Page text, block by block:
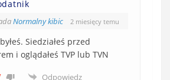
Normalny kibic 2 miesięcy temu
Siedziałeś przed
i oglądałeś TVP lub TVN
Odpowiedz